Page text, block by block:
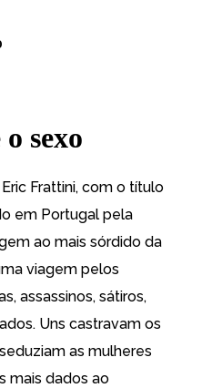
sexo
Frattini, com o título
em Portugal pela
ao mais sórdido da
viagem pelos
assassinos, sátiros,
Uns castravam os
as mulheres
mais dados ao